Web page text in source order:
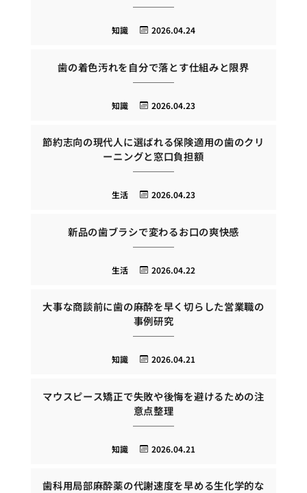
2026.04.24
知識
歯の着色汚れを自分で落とす仕組みと限界
2026.04.23
知識
節約志向の現代人に選ばれる保険適用の歯のクリ
ーニングと窓口負担額
2026.04.23
生活
新品の歯ブラシで変わるお口の爽快感
2026.04.22
生活
大事な商談前に歯の麻酔を早く切らした営業職の
事例研究
2026.04.21
知識
マウスピース矯正で失敗や後悔を避けるための注
意点整理
2026.04.21
知識
歯科用局部麻酔薬の代謝速度を早める生化学的な